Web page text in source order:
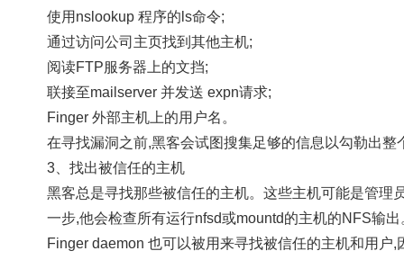
使用 nslookup 程序的 ls命令;
通过访问公司主页找到其他主机;
阅读FTP服务器上的文挡;
联接至mailserver 并发送 expn请求;
Finger 外部主机上的用户名。
在寻找漏洞之前,黑客会试图搜集足够的信息以勾勒出
3 、找出被信任的主机
黑客总是寻找那些被信任的主机。这些主机可能是管理
一步,他会检查所有运行nfsd或mountd的主机的NFS输出
Finger daemon 也可以被用来寻找被信任的主机和用户,